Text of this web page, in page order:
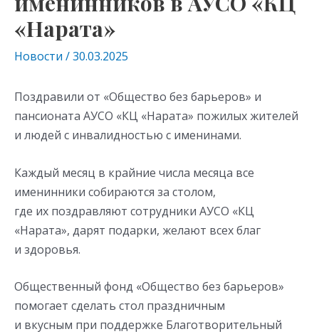
«Нарата»
Новости /30.03.2025
Поздравили от «Общество без барьеров» и
пансионата АУСО «КЦ «Нарата» пожилых жителей
и людей с инвалидностью с именинами.
Каждый месяц в крайние числа месяца все
именинники собираются за столом,
где их поздравляют сотрудники АУСО «КЦ
«Нарата», дарят подарки, желают всех благ
и здоровья.
Общественный фонд «Общество без барьеров»
помогает сделать стол праздничным
и вкусным при поддержке Благотворительный